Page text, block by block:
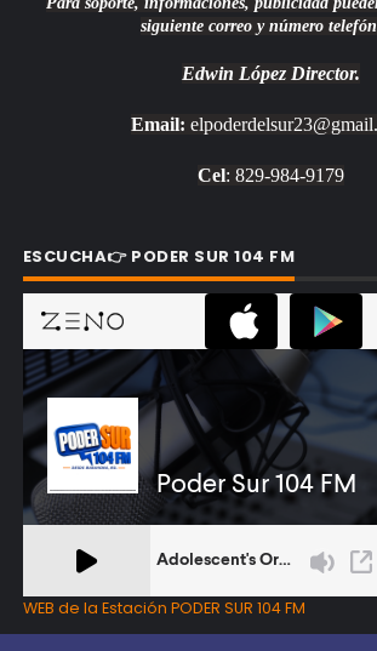
siguiente correo y número
Edwin López Director.
Email:
Cel: 829-984-9179
ESCUCHA👉 PODER SUR 104 FM
WEB de la Estación PODER SUR 104 FM